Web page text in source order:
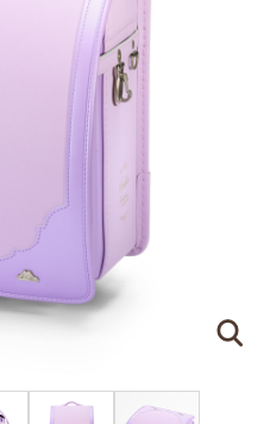
について
際に刻印する文字をア
い。（スペースやドッ
記体の2種類からお選び
筆記体